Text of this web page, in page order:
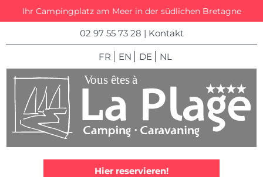
Ihr Campingplatz am Meer in der südlichen Bretagne
02 97 55 73 28 | Kontakt
FR EN DE NL
Hier reservieren!